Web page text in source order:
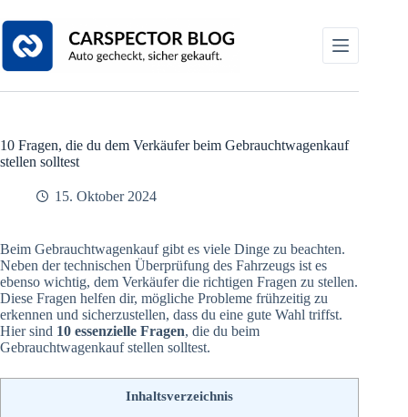
Inhalt
springen
10 Fragen, die du dem Verkäufer beim Gebrauchtwagenkauf
stellen solltest
15. Oktober 2024
Beim Gebrauchtwagenkauf gibt es viele Dinge zu beachten.
Neben der technischen Überprüfung des Fahrzeugs ist es
ebenso wichtig, dem Verkäufer die richtigen Fragen zu stellen.
Diese Fragen helfen dir, mögliche Probleme frühzeitig zu
erkennen und sicherzustellen, dass du eine gute Wahl triffst.
Hier sind 10 essenzielle Fragen, die du beim
Gebrauchtwagenkauf stellen solltest.
Inhaltsverzeichnis